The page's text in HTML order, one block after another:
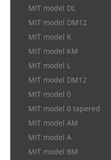
MIT model DL
MIT model DM12
MIT model K
MIT model KM
MIT model L
MIT model DM12
MIT model 0
MIT model 0 tapered
MIT model AM
MIT model A
MIT model BM